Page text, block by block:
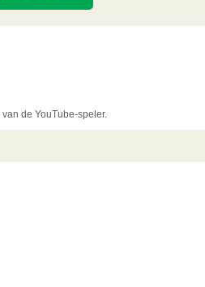
de YouTube-speler.